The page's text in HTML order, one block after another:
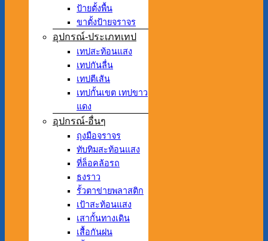
ป้ายตั้งพื้น
ขาตั้งป้ายจราจร
อุปกรณ์-ประเภทเทป
เทปสะท้อนแสง
เทปกันลื่น
เทปตีเส้น
เทปกั้นเขต เทปขาว
แดง
อุปกรณ์-อื่นๆ
ถุงมือจราจร
ทับทิมสะท้อนแสง
ที่ล็อคล้อรถ
ธงราว
รั้วตาข่ายพลาสติก
เป้าสะท้อนแสง
เสากั้นทางเดิน
เสื้อกันฝน